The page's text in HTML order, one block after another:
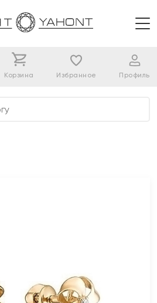
Корзина Избранное Профиль